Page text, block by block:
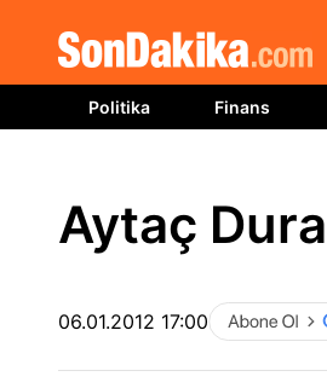
Politika Finans
Aytaç
06.01.2012 17:00